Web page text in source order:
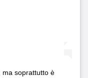
ma soprattutto è